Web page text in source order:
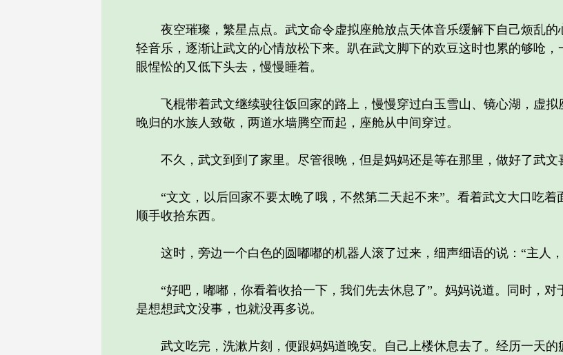
夜空璀璨，繁星点点。武文命令虚拟座舱放点天体音乐缓解下自己烦乱的
轻音乐，逐渐让武文的心情放松下来。趴在武文脚下的欢豆这时也累的够呛
眼惺忪的又低下头去，慢慢睡着。
飞棍带着武文继续驶往饭回家的路上，慢慢穿过白玉雪山、镜心湖，虚拟
晚归的水族人致敬，两道水墙腾空而起，座舱从中间穿过。
不久，武文到到了家里。尽管很晚，但是妈妈还是等在那里，做好了武文
“文文，以后回家不要太晚了哦，不然第二天起不来”。看着武文大口吃着
顺手收拾东西。
这时，旁边一个白色的圆嘟嘟的机器人滚了过来，细声细语的说：“主人，
“好吧，嘟嘟，你看着收拾一下，我们先去休息了”。妈妈说道。同时，对
是想想武文没事，也就没再多说。
武文吃完，洗漱片刻，便跟妈妈道晚安。自己上楼休息去了。经历一天的